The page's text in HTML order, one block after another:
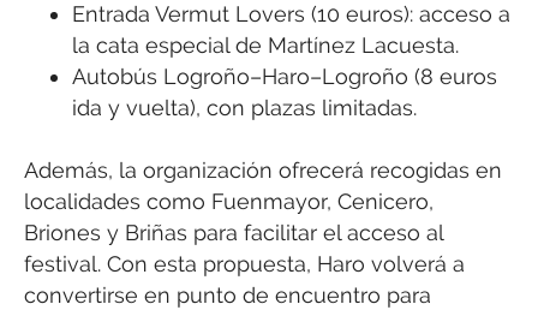
Entrada Vermut Lovers (10 euros): acceso a
la cata especial de Martínez Lacuesta.
Autobús Logroño–Haro–Logroño (8 euros
ida y vuelta), con plazas limitadas.
Además, la organización ofrecerá recogidas en
localidades como Fuenmayor, Cenicero,
Briones y Briñas para facilitar el acceso al
festival. Con esta propuesta, Haro volverá a
convertirse en punto de encuentro para